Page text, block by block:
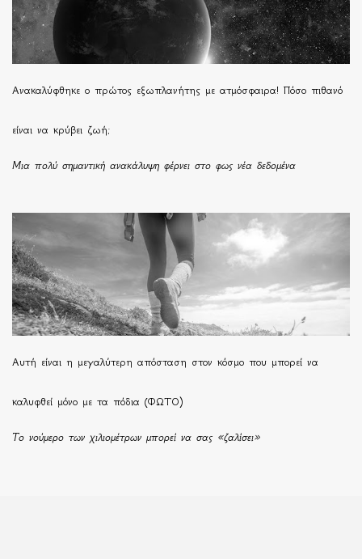
Ανακαλύφθηκε ο πρώτος εξωπλανήτης με ατμόσφαιρα! Πόσο πιθανό
είναι να κρύβει ζωή;
Μια πολύ σημαντική ανακάλυψη φέρνει στο φως νέα δεδομένα
Αυτή είναι η μεγαλύτερη απόσταση στον κόσμο που μπορεί να
καλυφθεί μόνο με τα πόδια (ΦΩΤΟ)
Το νούμερο των χιλιομέτρων μπορεί να σας «ζαλίσει»